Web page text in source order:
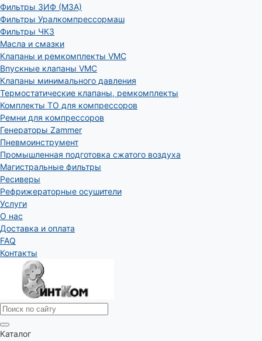
Фильтры ЗИФ (МЗА)
Фильтры Уралкомпрессормаш
Фильтры ЧКЗ
Масла и смазки
Клапаны и ремкомплекты VMC
Впускные клапаны VMC
Клапаны минимального давления
Термостатические клапаны, ремкомплекты
Комплекты ТО для компрессоров
Ремни для компрессоров
Генераторы Zammer
Пневмоинструмент
Промышленная подготовка сжатого воздуха
Магистральные фильтры
Ресиверы
Рефрижераторные осушители
Услуги
О нас
Доставка и оплата
FAQ
Контакты
Каталог